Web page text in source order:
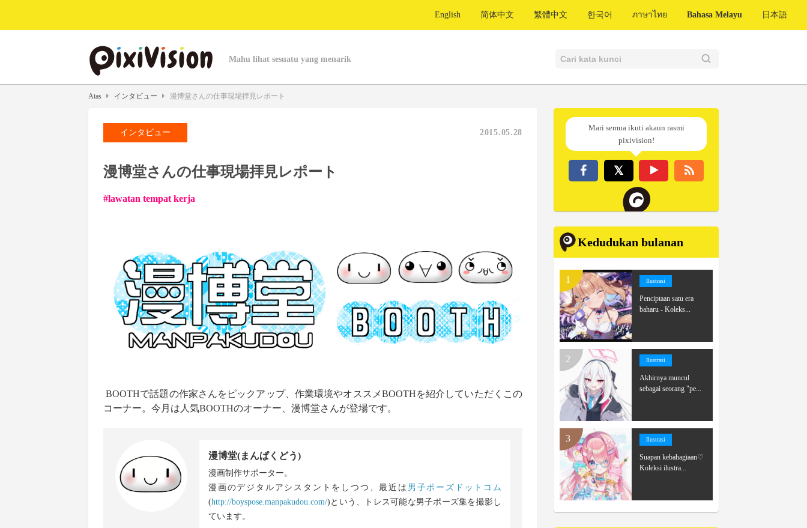
English 简体中文 繁體中文 한국어 ภาษาไทย Bahasa Melayu 日本語
Mahu lihat sesuatu yang menarik
Atas インタビュー 漫博堂さんの仕事現場拝見レポート
インタビュー 2015.05.28
漫博堂さんの仕事現場拝見レポート
lawatan tempat kerja
BOOTHで話題の作家さんをピックアップ、作業環境やオススメBOOTHを紹介していただくこの
コーナー。今月は人気BOOTHのオーナー、漫博堂さんが登場です。
漫博堂(まんぱくどう)
漫画制作サポーター。
漫画のデジタルアシスタントをしつつ、最近は 男子ポーズドットコム
(http://boyspose.manpakudou.com/)という、トレス可能な男子ポーズ集を撮影し
ています。
Mari semua ikuti akaun rasmi
pixivision!
Kedudukan bulanan
Ilustrasi
Penciptaan satu era
baharu - Koleks...
Ilustrasi
Akhirnya muncul
sebagai seorang "pe...
Ilustrasi
Suapan kebahagiaan♡
Koleksi ilustra...